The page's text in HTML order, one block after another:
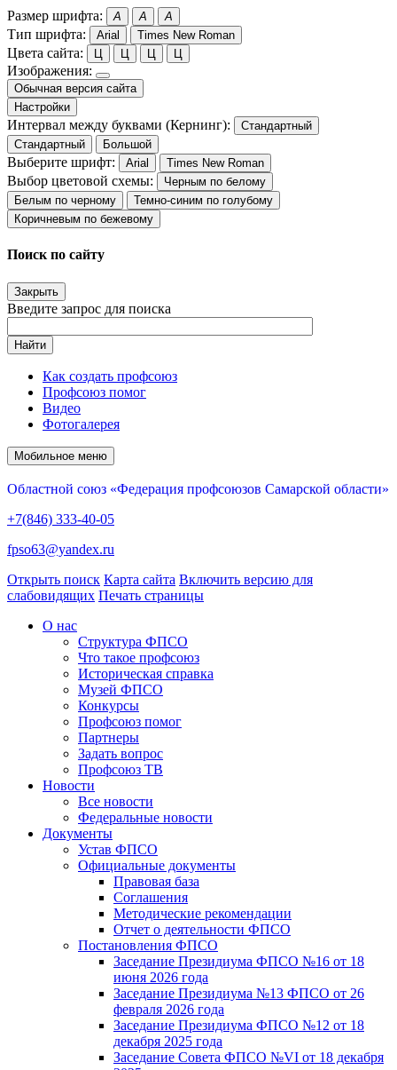
Размер шрифта: A A A
Тип шрифта: Arial Times New Roman
Цвета сайта: Ц Ц Ц Ц
Изображения:
Обычная версия сайта
Настройки
Интервал между буквами (Кернинг):
Стандартный
Стандартный
Большой
Выберите шрифт: Arial Times New Roman
Выбор цветовой схемы:
Черным по белому
Белым по черному
Темно-синим по голубому
Коричневым по бежевому
Поиск по сайту
Закрыть
Введите запрос для поиска
Найти
Как создать профсоюз
Профсоюз помог
Видео
Фотогалерея
Мобильное меню
Областной союз «Федерация профсоюзов Самарской области»
+7(846) 333-40-05
fpso63@yandex.ru
Открыть поиск Карта сайта Включить версию для
слабовидящих Печать страницы
О нас
Структура ФПСО
Что такое профсоюз
Историческая справка
Музей ФПСО
Конкурсы
Профсоюз помог
Партнеры
Задать вопрос
Профсоюз ТВ
Новости
Все новости
Федеральные новости
Документы
Устав ФПСО
Официальные документы
Правовая база
Соглашения
Методические рекомендации
Отчет о деятельности ФПСО
Постановления ФПСО
Заседание Президиума ФПСО №16 от 18
июня 2026 года
Заседание Президиума №13 ФПСО от 26
февраля 2026 года
Заседание Президиума ФПСО №12 от 18
декабря 2025 года
Заседание Совета ФПСО №VI от 18 декабря